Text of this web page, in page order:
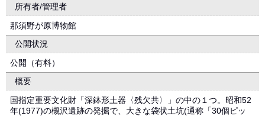
所有者/管理者
那須野が原博物館
公開状況
公開（有料）
概要
国指定重要文化財「深鉢形土器〈残欠共〉」の中の１つ。昭和52
年(1977)の槻沢遺跡の発掘で、大きな袋状土坑(通称「30個ピッ